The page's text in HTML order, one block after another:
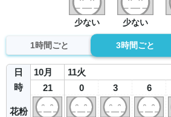
少ない 少ない
1時間ごと 3時間ごと
日
時
花粉
10月
21
11火
0
3 6